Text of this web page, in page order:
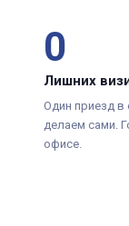
0
Лишних
Один приезд в
делаем сами.
офисе.